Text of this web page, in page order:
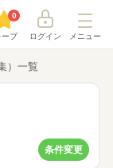
ープ
0
ログイン メニュー
）一覧
条件変更